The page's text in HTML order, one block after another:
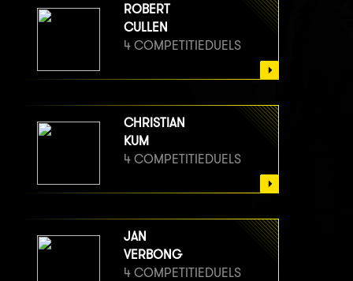
ROBERT
CULLEN
4 COMPETITIEDUELS
CHRISTIAN
KUM
4 COMPETITIEDUELS
JAN
VERBONG
4 COMPETITIEDUELS